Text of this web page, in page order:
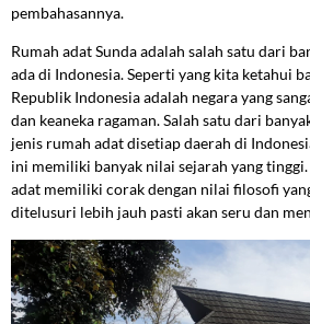
pembahasannya.
Rumah adat Sunda adalah salah satu dari
ada di Indonesia. Seperti yang kita ketahui
Republik Indonesia adalah negara yang
dan keaneka ragaman. Salah satu dari
jenis rumah adat disetiap daerah di
ini memiliki banyak nilai sejarah yang
adat memiliki corak dengan nilai filosofi
ditelusuri lebih jauh pasti akan seru dan